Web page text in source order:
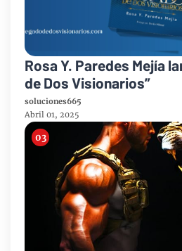
Rosa Y. Paredes Mejía
de Dos Visionarios”
soluciones665
Abril 01, 2025